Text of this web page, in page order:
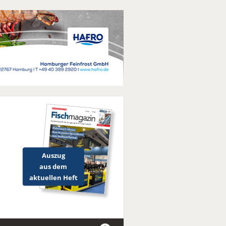
Auszug
aus dem
aktuellen Heft